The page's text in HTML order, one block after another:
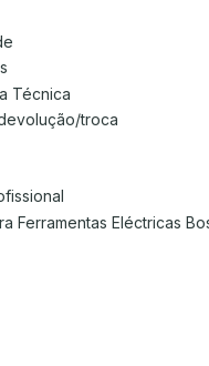
Técnica
troca
Ferramentas Eléctricas